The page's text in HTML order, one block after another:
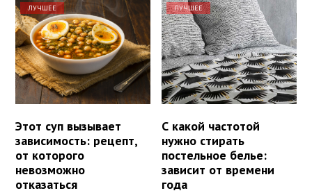
ЛУЧШЕЕ
Этот суп вызывает
зависимость: рецепт,
от которого
невозможно
отказаться
ЛУЧШЕЕ
С какой частотой
нужно стирать
постельное белье:
зависит от времени
года